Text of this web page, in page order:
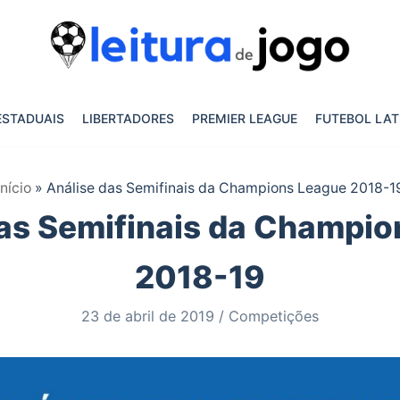
LIBERTADORES PREMIER LEAGUE FUTEBOL
» Análise das Semifinais da Champions League 2018-
Semifinais da
2018-19
23 de abril de 2019 Competições